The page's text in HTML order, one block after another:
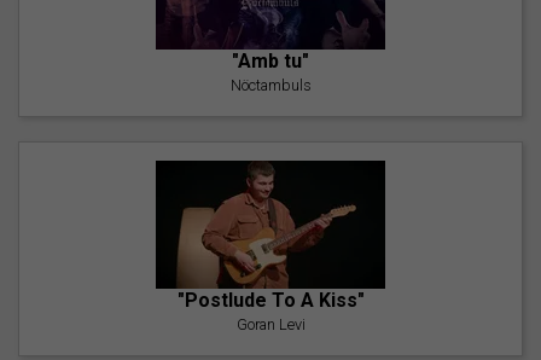
"Amb tu"
Nöctambuls
"Postlude To A Kiss"
Goran Levi